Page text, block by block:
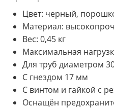
Цвет: черный,
Материал:
Вес: 0,45 кг
Максимальная
Для труб диаметром
С гнездом 17 мм
С винтом и гайкой с
Оснащён